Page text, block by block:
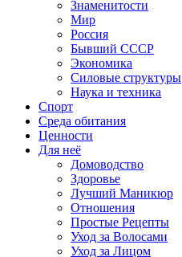
Знаменитости
Мир
Россия
Бывший СССР
Экономика
Силовые структуры
Наука и техника
Спорт
Среда обитания
Ценности
Для неё
Домоводство
Здоровье
Лучший Маникюр
Отношения
Простые Рецепты
Уход за Волосами
Уход за Лицом